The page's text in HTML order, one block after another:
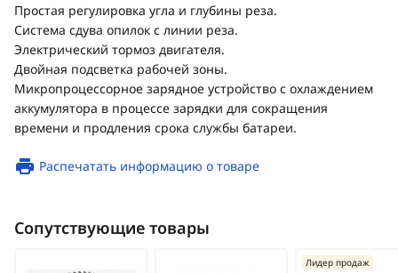
Простая регулировка угла и глубины реза.
Система сдува опилок с линии реза.
Электрический тормоз двигателя.
Двойная подсветка рабочей зоны.
Микропроцессорное зарядное устройство с охлаждением
аккумулятора в процессе зарядки для сокращения
времени и продления срока службы батареи.
Распечатать информацию о товаре
Сопутствующие товары
Лидер продаж